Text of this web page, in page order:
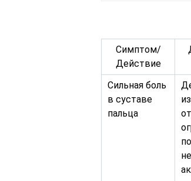
Симптом/
Действие
Сильная боль
в суставе
пальца